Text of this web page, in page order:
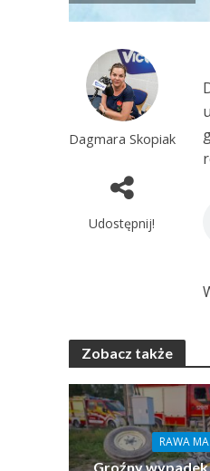
Dagmara Skopiak
Udostępnij!
Zobacz także
RAWA
Groźny